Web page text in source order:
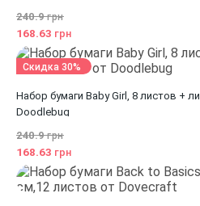
240.9грн
168.63 грн
Набор бумаги Baby Girl, 8 листов +
Doodlebug
240.9грн
168.63 грн
Скидка 30%